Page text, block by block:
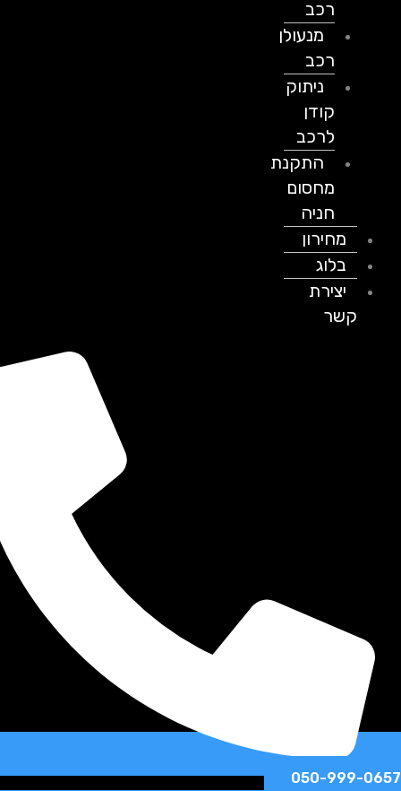
מנעולן
ניתוק
לרכב
התקנת
מחסום
חניה
מחירון
בלוג
יצירת
קשר
050-999-